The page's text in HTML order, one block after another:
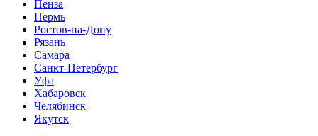
Пенза
Пермь
Ростов-на-Дону
Рязань
Самара
Санкт-Петербург
Уфа
Хабаровск
Челябинск
Якутск